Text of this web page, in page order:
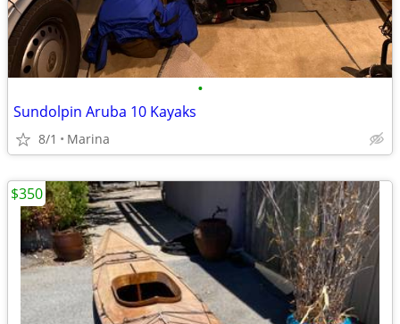
•
Sundolpin Aruba 10 Kayaks
8/1 Marina
$350